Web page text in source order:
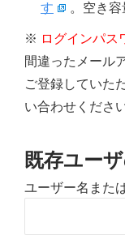
す
。空き容
※ ログインパス
間違ったメール
ご登録していた
い合わせください
既存ユー
ユーザー名また